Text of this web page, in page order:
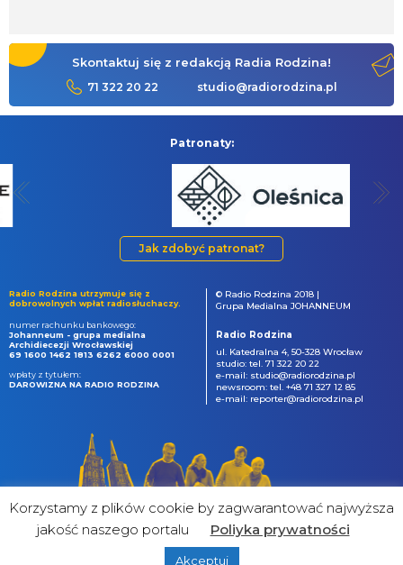
Skontaktuj się z redakcją Radia Rodzina!
71 322 20 22 studio@radiorodzina.pl
Patronaty:
Jak zdobyć patronat?
Radio Rodzina utrzymuje się z
dobrowolnych wpłat radiosłuchaczy.
numer rachunku bankowego:
Johanneum - grupa medialna
Archidiecezji Wrocławskiej
69 1600 1462 1813 6262 6000 0001
wpłaty z tytułem:
DAROWIZNA NA RADIO RODZINA
© Radio Rodzina 2018 |
Grupa Medialna JOHANNEUM
Radio Rodzina
ul. Katedralna 4, 50-328 Wrocław
studio: tel. 71 322 20 22
e-mail: studio@radiorodzina.pl
newsroom: tel. +48 71 327 12 85
e-mail: reporter@radiorodzina.pl
Korzystamy z plików cookie by zagwarantować najwyższa
jakość naszego portalu
Poliyka prywatności
Akceptuj